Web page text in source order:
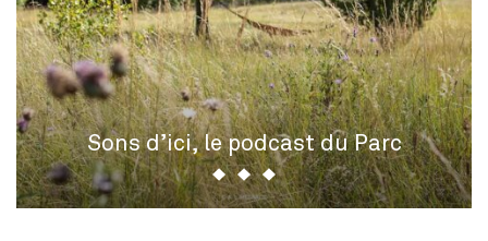
Sons d’ici, le podcast du Parc